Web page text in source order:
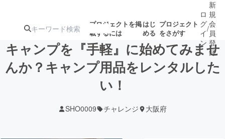
プロジェクトを掲
載するには
はじ
める
プロジェクト
をさがす
注目の新着プロ
ロ
グ
イ
ン
/
新
規
会
員
登
録
キャンプを『手軽』に始めてみませ
んか？キャンプ用品をレンタルした
い！
SHO0009 チャレンジ 大阪府